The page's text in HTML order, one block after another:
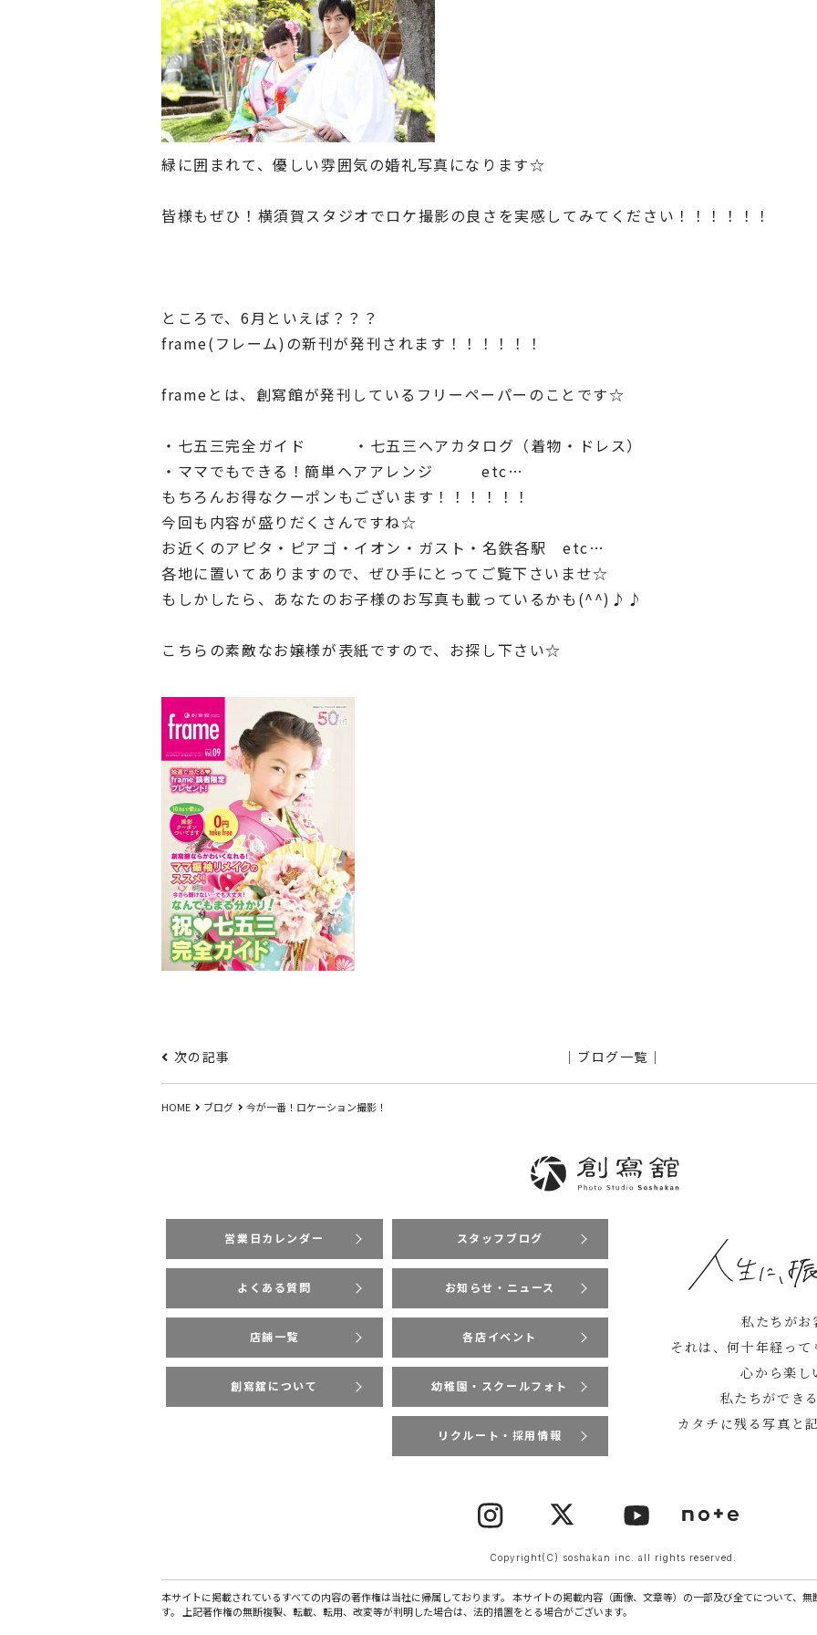
緑に囲まれて、優しい雰囲気の婚礼写真になります☆
皆様もぜひ！横須賀スタジオでロケ撮影の良さを実感してみてください！！！！！！
ところで、6月といえば？？？
frame(フレーム)の新刊が発刊されます！！！！！！
frameとは、創寫館が発刊しているフリーペーパーのことです☆
・七五三完全ガイド ・七五三ヘアカタログ（着物・ドレス）
・ママでもできる！簡単ヘアアレンジ etc…
もちろんお得なクーポンもございます！！！！！！
今回も内容が盛りだくさんですね☆
お近くのアピタ・ピアゴ・イオン・ガスト・名鉄各駅 etc…
各地に置いてありますので、ぜひ手にとってご覧下さいませ☆
もしかしたら、あなたのお子様のお写真も載っているかも(^^)♪♪
こちらの素敵なお嬢様が表紙ですので、お探し下さい☆
次の記事 ｜ブログ一覧｜
HOME ブログ 今が一番！ロケーション撮影！
営業日カレンダー
よくある質問
店舗一覧
創寫舘について
スタッフブログ
お知らせ・ニュース
各店イベント
幼稚園・スクールフォト
リクルート・採用情報
私たちがお
それは、何十年経っ
心から楽し
私たちができ
カタチに残る写真と
Copyright(C) soshakan inc. all rights reserved.
本サイトに掲載されているすべての内容の著作権は当社に帰属しております。 本サイトの掲載内容（画像、文章等）の一部及び全てについて、
す。 上記著作権の無断複製、転載、転用、改変等が判明した場合は、法的措置をとる場合がございます。